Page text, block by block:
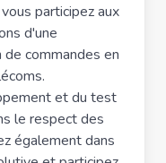
participez aux
d'une
commandes en
et du test
le respect des
également dans